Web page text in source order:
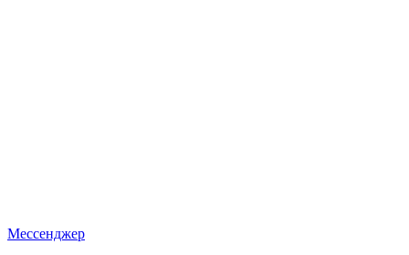
Мессенджер